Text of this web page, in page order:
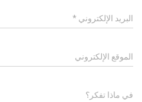
البريد الإلكتروني *
الموقع الإلكتروني
في ماذا تفكر؟